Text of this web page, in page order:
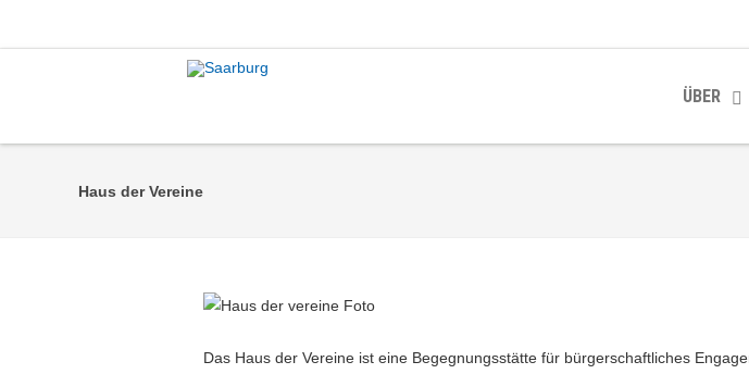
ÜBER
Haus der Vereine
Das Haus der Vereine ist eine Begegnungsstätte für bürgerschaftliches